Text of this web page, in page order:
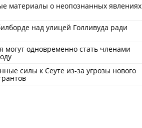
материалы о неопознанных явлениях
над улицей Голливуда ради
могут одновременно стать членами
силы к Сеуте из-за угрозы нового